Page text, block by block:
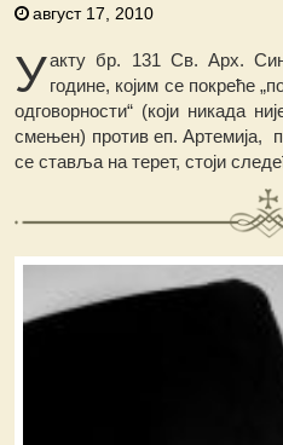
август 17, 2010
Уакту бр. 131 Св. Арх.
године, којим се покреће
одговорности“ (који никада
смењен) против еп. Артемија,
се ставља на терет, стоји